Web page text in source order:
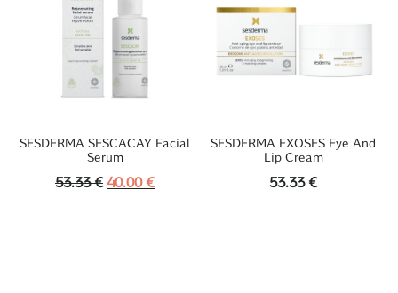
SESDERMA SESCACAY Facial
Serum
53.33€ Algne
40.00 €Praegune
SESDERMA EXOSES Eye And
Lip Cream
53.33€